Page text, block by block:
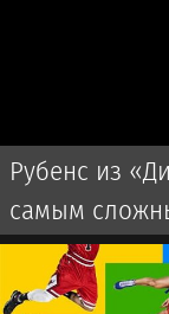
Рубенс из
самым
России